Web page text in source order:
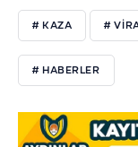
# KAZA #
# HABERLER